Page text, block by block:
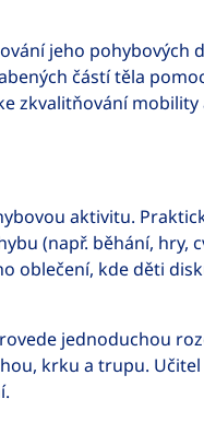
jeho pohybových
částí těla
zkvalitňování mobility
aktivitu.
(např. běhání, hry,
oblečení, kde děti
jednoduchou
krku a trupu.